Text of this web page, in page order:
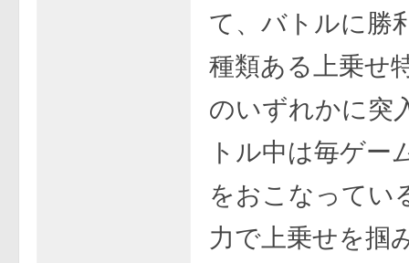
て、バトルに勝
種類ある上乗せ
のいずれかに突
トル中は毎ゲー
をおこなってい
力で上乗せを掴